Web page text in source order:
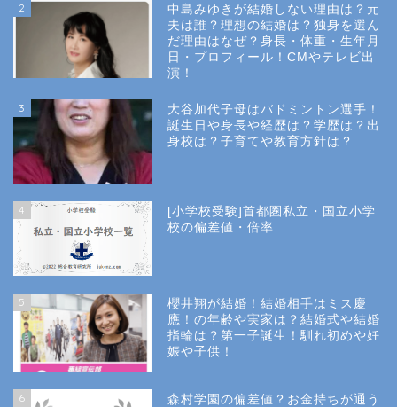
2
中島みゆきが結婚しない理由は？元
夫は誰？理想の結婚は？独身を選ん
だ理由はなぜ？身長・体重・生年月
日・プロフィール！CMやテレビ出
演！
3
大谷加代子母はバドミントン選手！
誕生日や身長や経歴は？学歴は？出
身校は？子育てや教育方針は？
4
[小学校受験]首都圏私立・国立小学
校の偏差値・倍率
5
櫻井翔が結婚！結婚相手はミス慶
應！の年齢や実家は？結婚式や結婚
指輪は？第一子誕生！馴れ初めや妊
娠や子供！
6
森村学園の偏差値？お金持ちが通う